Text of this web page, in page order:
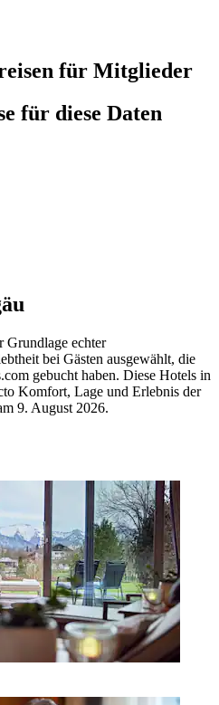
für Mitglieder
für diese Daten
Grundlage echter
bei Gästen ausgewählt, die
gebucht haben. Diese Hotels in
Komfort, Lage und Erlebnis der
9. August 2026.